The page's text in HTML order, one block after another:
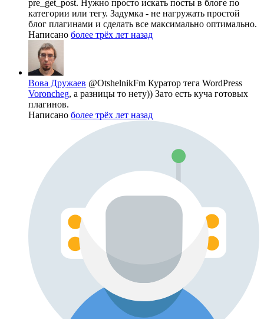
pre_get_post. Нужно просто искать посты в блоге по
категории или тегу. Задумка - не нагружать простой
блог плагинами и сделать все максимально оптимально.
Написано более трёх лет назад
Вова Дружаев @OtshelnikFm Куратор тега WordPress
Voroncheg, а разницы то нету)) Зато есть куча готовых
плагинов.
Написано более трёх лет назад